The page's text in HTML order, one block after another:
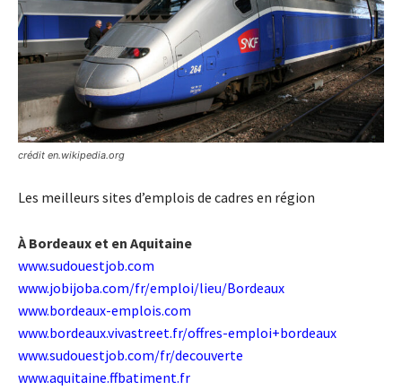
crédit en.wikipedia.org
Les meilleurs sites d’emplois de cadres en région
À Bordeaux et en Aquitaine
www.sudouestjob.com
www.jobijoba.com/fr/emploi/lieu/Bordeaux
www.bordeaux-emplois.com
www.bordeaux.vivastreet.fr/offres-emploi+bordeaux
www.sudouestjob.com/fr/decouverte
www.aquitaine.ffbatiment.fr